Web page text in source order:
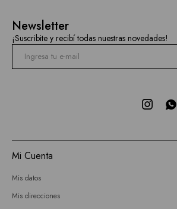
Newsletter
¡Suscribite y recibí todas nuestras novedades!
 
Mi Cuenta
Mis datos
Mis direcciones